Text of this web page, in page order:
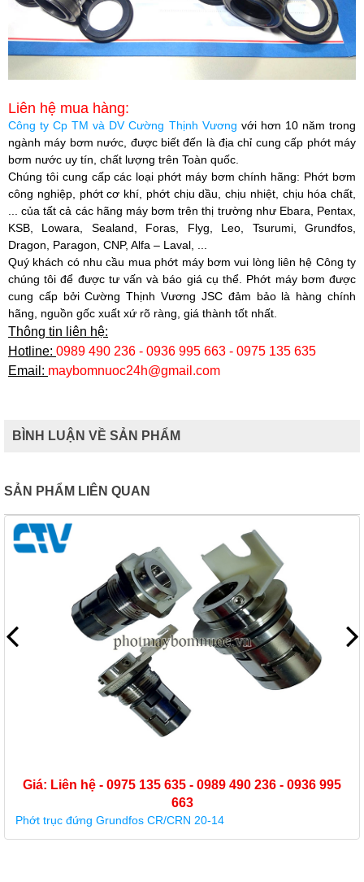
Liên hệ mua hàng:
Công ty Cp TM và DV Cường Thịnh Vương với hơn 10 năm trong
ngành máy bơm nước, được biết đến là địa chỉ cung cấp phớt máy
bơm nước uy tín, chất lượng trên Toàn quốc.
Chúng tôi cung cấp các loại phớt máy bơm chính hãng: Phớt bơm
công nghiệp, phớt cơ khí, phớt chịu dầu, chịu nhiệt, chịu hóa chất,
... của tất cả các hãng máy bơm trên thị trường như Ebara, Pentax,
KSB, Lowara, Sealand, Foras, Flyg, Leo, Tsurumi, Grundfos,
Dragon, Paragon, CNP, Alfa – Laval, ...
Quý khách có nhu cầu mua phớt máy bơm vui lòng liên hệ Công ty
chúng tôi để được tư vấn và báo giá cụ thể. Phớt máy bơm được
cung cấp bởiCường Thịnh Vương JSCđảm bảo là hàng chính
hãng, nguồn gốc xuất xứ rõ ràng, giá thành tốt nhất.
Thông tin liên hệ:
Hotline: 0989 490 236 - 0936 995 663 - 0975 135 635
Email: maybomnuoc24h@gmail.com
BÌNH LUẬN VỀ SẢN PHẨM
SẢN PHẨM LIÊN QUAN
Giá: Liên hệ - 0975 135 635 - 0989 490 236 - 0936 995
663
Phớt trục đứng Grundfos CR/CRN 20-14